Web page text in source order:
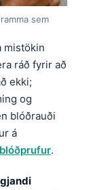
sem
mistökin
ráð fyrir að
ekki;
og
blóðrauði
á
.